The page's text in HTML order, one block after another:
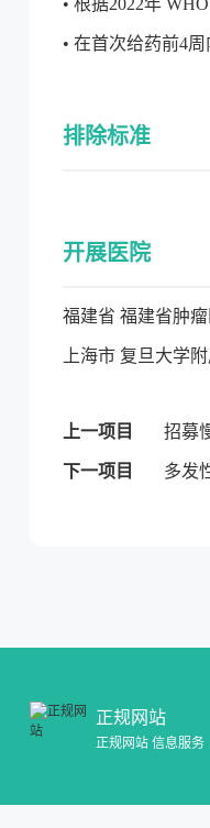
• 根据2022年
• 在首次给药前4
排除标准
开展医院
福建省 福建省肿
上海市 复旦大学
上一项目 招募
下一项目 多发
正规网站
正规网站 信息服务